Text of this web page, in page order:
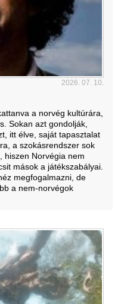
2026. 07. 10.
a norvég kultúrára,
Sokan azt gondolják,
itt élve, saját tapasztalat
a szokásrendszer sok
hiszen Norvégia nem
mások a játékszabályai.
megfogalmazni, de
a nem-norvégok